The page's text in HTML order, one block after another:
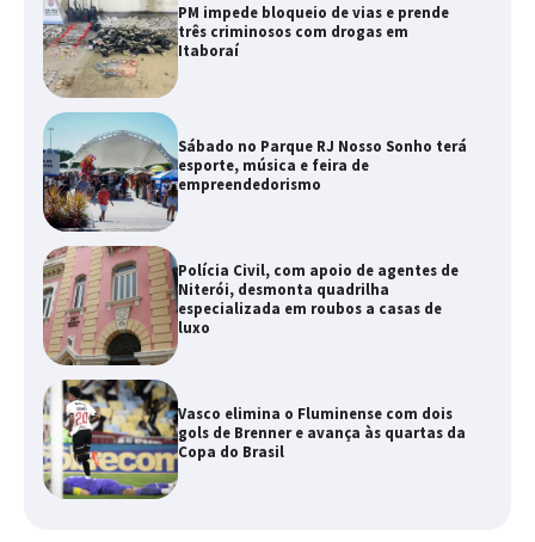
PM impede bloqueio de vias e prende
três criminosos com drogas em
Itaboraí
Sábado no Parque RJ Nosso Sonho terá
esporte, música e feira de
empreendedorismo
Polícia Civil, com apoio de agentes de
Niterói, desmonta quadrilha
especializada em roubos a casas de
luxo
Vasco elimina o Fluminense com dois
gols de Brenner e avança às quartas da
Copa do Brasil